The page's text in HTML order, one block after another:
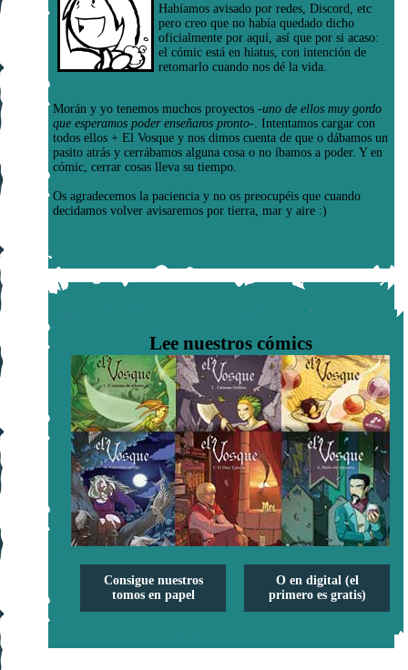
Habíamos avisado por redes, Discord, etc
pero creo que no había quedado dicho
oficialmente por aquí, así que por si acaso:
el cómic está en hiatus, con intención de
retomarlo cuando nos dé la vida.
Morán y yo tenemos muchos proyectos -uno de ellos muy gordo
que esperamos poder enseñaros pronto- . Intentamos cargar con
todos ellos + El Vosque y nos dimos cuenta de que o dábamos un
pasito atrás y cerrábamos alguna cosa o no íbamos a poder. Y en
cómic, cerrar cosas lleva su tiempo.
Os agradecemos la paciencia y no os preocupéis que cuando
decidamos volver avisaremos por tierra, mar y aire :)
Lee nuestros cómics
Consigue nuestros
tomos en papel
O en digital (el
primero es gratis)